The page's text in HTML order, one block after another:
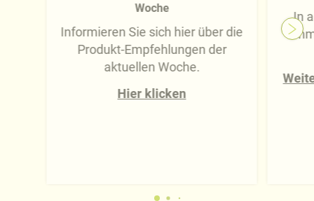
Woche
Informieren Sie sich hier über die
Produkt-Empfehlungen der
aktuellen Woche.
Hier klicken
In